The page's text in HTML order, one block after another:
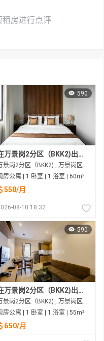
租房进行点评
590
在万景岗2分区（BKK2)出租的现房公寓
万景岗2分区（BKK2) , 万景岗区（BKK) , 金边市
房公寓 | 1 卧室 | 1 浴室 | 60m²
550/月
08-10 18:32
590
在万景岗2分区（BKK2)出租的现房公寓
万景岗2分区（BKK2) , 万景岗区（BKK) , 金边市
房公寓 | 1 卧室 | 1 浴室 | 55m²
650/月